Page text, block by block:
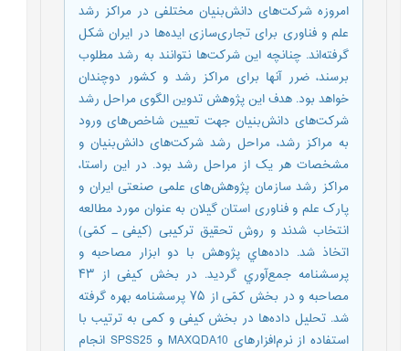
امروزه شرکت‌های دانش‌بنیان مختلفی در مراکز رشد
علم و فناوری برای تجاری‌سازی ایده‌ها در ایران شکل
گرفته‌اند. چنانچه این شرکت‌ها نتوانند به رشد مطلوب
برسند، ضرر آنها برای مراکز رشد و کشور دوچندان
خواهد بود. هدف این پژوهش تدوین الگوی مراحل رشد
شرکت‌های دانش‌بنیان جهت تعیین شاخص‌های ورود
به مراکز رشد، مراحل رشد شرکت‌های دانش‌بنیان و
مشخصات هر یک از مراحل رشد بود. در این راستا،
مراکز رشد سازمان پژوهش‌های علمی صنعتی ایران و
پارک علم و فناوری استان گیلان به عنوان مورد مطالعه
انتخاب شدند و روش تحقیق ترکیبی (کیفی ـ کمّی)
اتخاذ شد. داده‌هاي پژوهش با دو ابزار مصاحبه و
پرسشنامه جمع‌آوري گرديد. در بخش کیفی از ۴۳
مصاحبه و در بخش کمّی از ۷۵ پرسشنامه بهره گرفته
شد. تحلیل داده‌ها در بخش کیفی و کمی به ترتیب با
استفاده از نرم‌افزارهای MAXQDA10 و SPSS25 انجام